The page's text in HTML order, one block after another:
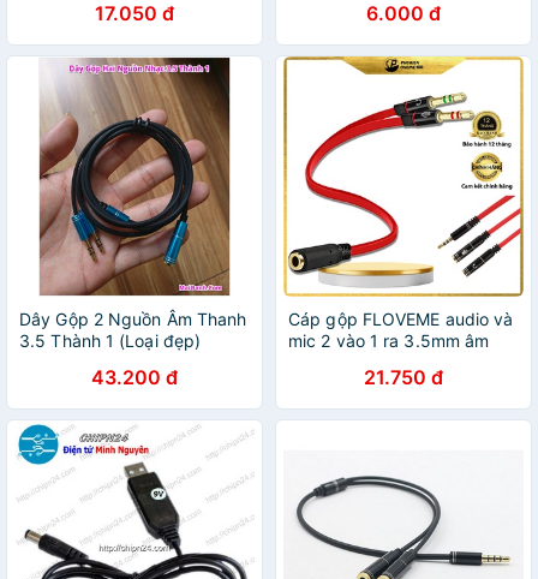
17.050 đ 6.000 đ
Dây Gộp 2 Nguồn Âm Thanh
3.5 Thành 1 (Loại đẹp)
43.200 đ
Cáp gộp FLOVEME audio và
mic 2 vào 1 ra 3.5mm âm
thoại cho máy tính PC)
21.750 đ